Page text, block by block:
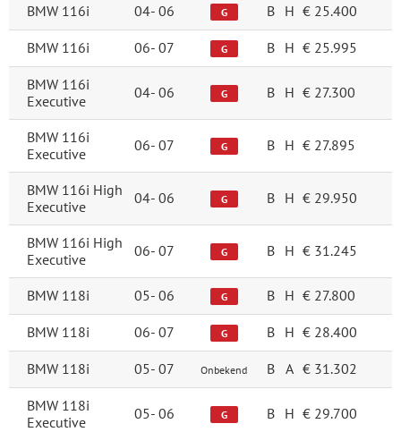
BMW 116i 04- 06 G B H € 25.400
BMW 116i 06- 07 G B H € 25.995
BMW 116i
Executive
04- 06 G B H € 27.300
BMW 116i
Executive
06- 07 G B H € 27.895
BMW 116i High
Executive
04- 06 G B H € 29.950
BMW 116i High
Executive
06- 07 G B H € 31.245
BMW 118i 05- 06 G B H € 27.800
BMW 118i 06- 07 G B H € 28.400
BMW 118i 05- 07 Onbekend B A € 31.302
BMW 118i
Executive
05- 06 G B H € 29.700